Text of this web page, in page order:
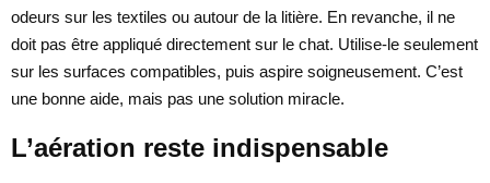
odeurs sur les textiles ou autour de la litière. En revanche, il ne
doit pas être appliqué directement sur le chat. Utilise-le seulement
sur les surfaces compatibles, puis aspire soigneusement. C’est
une bonne aide, mais pas une solution miracle.
L’aération reste indispensable